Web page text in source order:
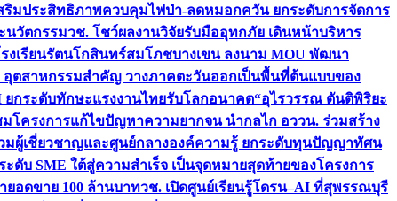
ริมประสิทธิภาพควบคุมไฟป่า-ลดหมอกควัน ยกระดับการจัดการ
นวัตกรรมวช. โชว์ผลงานวิจัยรับมืออุทกภัย เดินหน้าบริหาร
งเรียนรัตนโกสินทร์สมโภชบางเขน ลงนาม MOU พัฒนา
อุตสาหกรรมสำคัญ วางภาคตะวันออกเป็นพื้นที่ต้นแบบของ
ยกระดับทักษะแรงงานไทยรับโลกอนาคต“อุไรวรรณ ตันติพิริยะ
มโครงการแก้ไขปัญหาความยากจน นำกลไก อววน. ร่วมสร้าง
มผู้เชี่ยวชาญและศูนย์กลางองค์ความรู้ ยกระดับทุนปัญญาทัศน
ดับ SME ใต้สู่ความสำเร็จ เป็นจุดหมายสุดท้ายของโครงการ
ายอดขาย 100 ล้านบาทวช. เปิดศูนย์เรียนรู้โดรน–AI ที่สุพรรณบุรี